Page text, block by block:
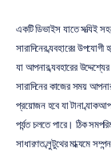
একটি ডিভাইস যাতে সত্যিই
সারাদিনের ব্যবহারের
যা আপনার ব্যবহারের
সারাদিনের কাজের সময়
প্রয়োজন হবে যা টানা
পর্যন্ত চলতে পারে। ঠিক
সাধারণত ব্লুটুথের মাধ্যমে